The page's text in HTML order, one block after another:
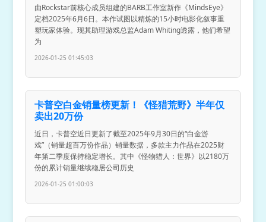
由Rockstar前核心成员组建的BARB工作室新作《MindsEye》
定档2025年6月6日。本作试图以精炼的15小时电影化叙事重
塑玩家体验。现其助理游戏总监Adam Whiting透露，他们希望
为
2026-01-25 01:45:03
卡普空白金销量榜更新！《怪猎荒野》半年仅
卖出20万份
近日，卡普空近日更新了截至2025年9月30日的“白金游
戏”（销量超百万份作品）销量数据，多款主力作品在2025财
年第二季度保持稳定增长。其中《怪物猎人：世界》以2180万
份的累计销量继续稳居公司历史
2026-01-25 01:00:03